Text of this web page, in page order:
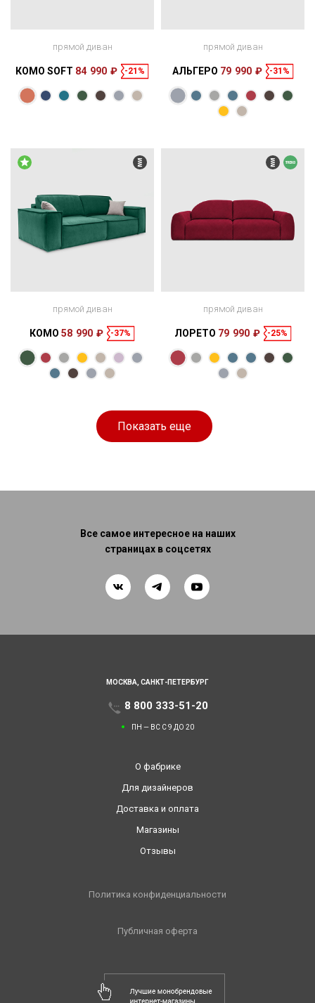
Размеры
прямой диван
КОМО SOFT 84 990 ₽ -21%
Размеры
Спальное
прямой диван
АЛЬГЕРО 79 990 ₽ -31%
Размеры
Спальное
прямой диван
КОМО 58 990 ₽ -37%
Размеры
Спальное
прямой диван
ЛОРЕТО 79 990 ₽ -25%
Показать еще
Все самое интересное на наших
страницах в соцсетях
МОСКВА, САНКТ-ПЕТЕРБУРГ
8 800 333-51-20
ПН — ВС С 9 ДО 20
О фабрике
Для дизайнеров
Доставка и оплата
Магазины
Отзывы
Политика конфиденциальности
Публичная оферта